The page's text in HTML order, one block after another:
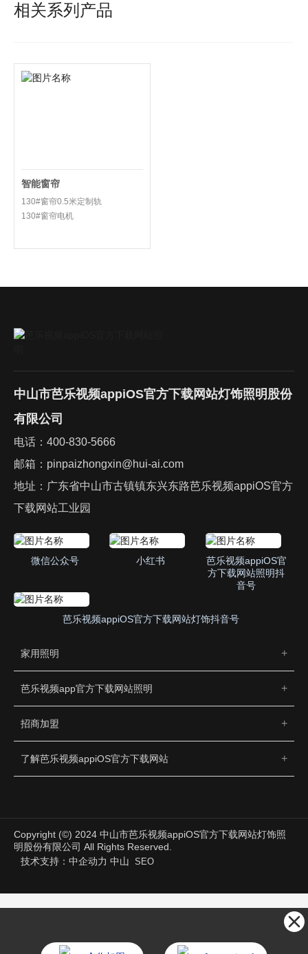
相关系列产品
智能窗帘
130#窗帘0.5米定制轨
中山市芭乐视频appiOS官方下载网站灯饰照明股份
有限公司
电话： 400-830-5666
邮箱： pinpaizhongxin@hui-ai.com
地址：广东省中山市古镇镇东兴东路芭乐视频appiOS官方
下载网站工业园
微信公众号 小红书
芭乐视频appiOS官
方下载网站照明抖
音号
芭乐视频appiOS官方下载网站灯饰抖音号
家用照明
芭乐视频app官方下载网站照明
招商加盟
了解芭乐视频appiOS官方下载网站
Copyright (©) 2024 中山市芭乐视频appiOS官方下载网站灯饰照
明股份有限公司 All Rights Reserved.
技术支持： 中企动力 中山 SEO